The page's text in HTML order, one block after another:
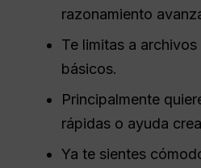
razonamiento
Te limitas a
básicos.
Principalmente
rápidas o ayuda
Ya te sientes